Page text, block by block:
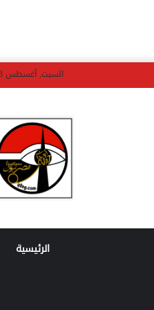
السبت, أغسطس 8 2026
الرئيسية